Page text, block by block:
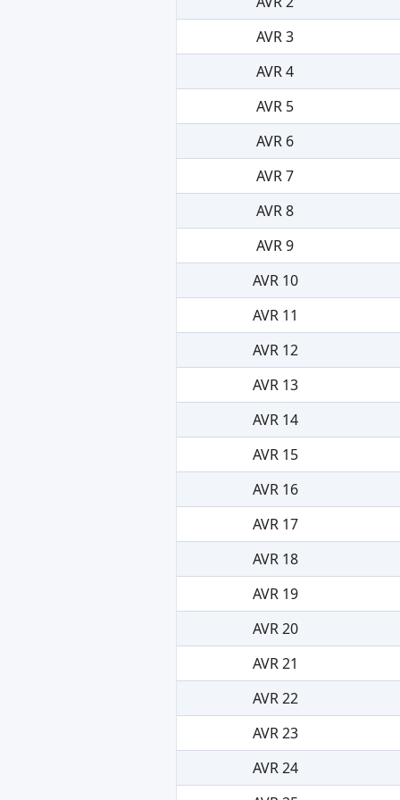
AVR 3
AVR 4
AVR 5
AVR 6
AVR 7
AVR 8
AVR 9
AVR 10
AVR 11
AVR 12
AVR 13
AVR 14
AVR 15
AVR 16
AVR 17
AVR 18
AVR 19
AVR 20
AVR 21
AVR 22
AVR 23
AVR 24